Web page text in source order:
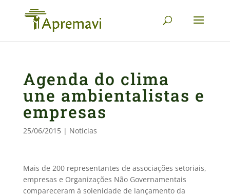
Agenda do clima
une ambientalistas e
empresas
25/06/2015| Notícias
Mais de 200 representantes de associações setoriais,
empresas e Organizações Não Governamentais
compareceram à solenidade de lançamento da